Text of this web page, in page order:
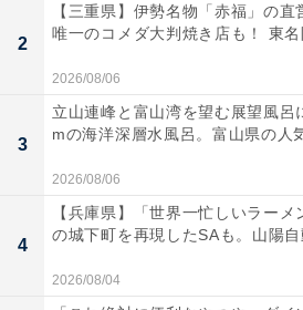
2
【三重県】伊勢名物「赤福」の直
唯一のコメダ大判焼き店も！ 東名
2026/08/06
3
立山連峰と富山湾を望む展望風呂
mの海洋深層水風呂。富山県の人
2026/08/06
4
【兵庫県】「世界一忙しいラーメ
の城下町を再現したSAも。山陽自
2026/08/04